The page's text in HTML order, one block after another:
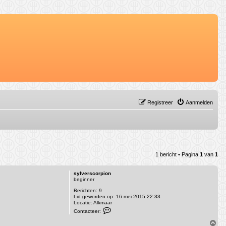
Aanmelden
Registreer
1 bericht • Pagina 1 van 1
sylverscorpion
beginner
Berichten: 9
Lid geworden op: 16 mei 2015 22:33
Locatie: Alkmaar
Contacteer: